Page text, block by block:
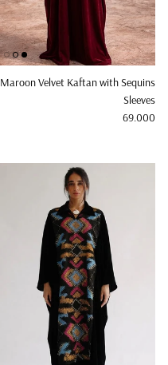
Maroon Velvet Kaftan with Sequins
Sleeves
Regular price
69.000